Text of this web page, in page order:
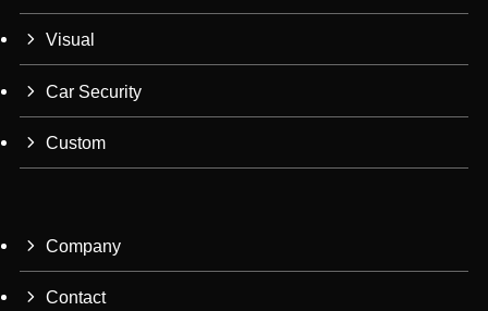
Visual
Car Security
Custom
Company
Contact